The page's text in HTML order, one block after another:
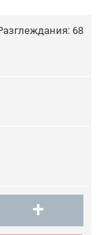
68
+